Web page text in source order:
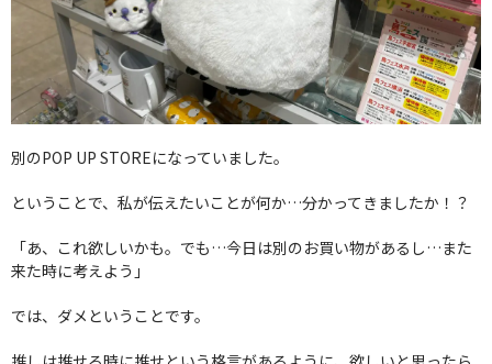
別のPOP UP STOREになっていました。
ということで、私が伝えたいことが何か…分かってきましたか！？
「あ、これ欲しいかも。でも…今日は別のお買い物があるし…また
来た時に考えよう」
では、ダメということです。